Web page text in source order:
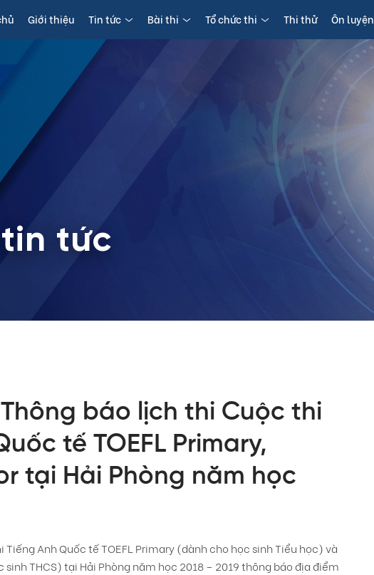
Giới thiệu Tin tức Bài thi Tổ chức thi Thi thử Ôn luyện
tức
Thông báo lịch thi Cuộc thi
tế TOEFL Primary,
tại Hải Phòng năm học
Tiếng Anh Quốc tế TOEFL Primary (dành cho học sinh Tiểu học) và
sinh THCS) tại Hải Phòng năm học 2018 – 2019 thông báo địa điểm